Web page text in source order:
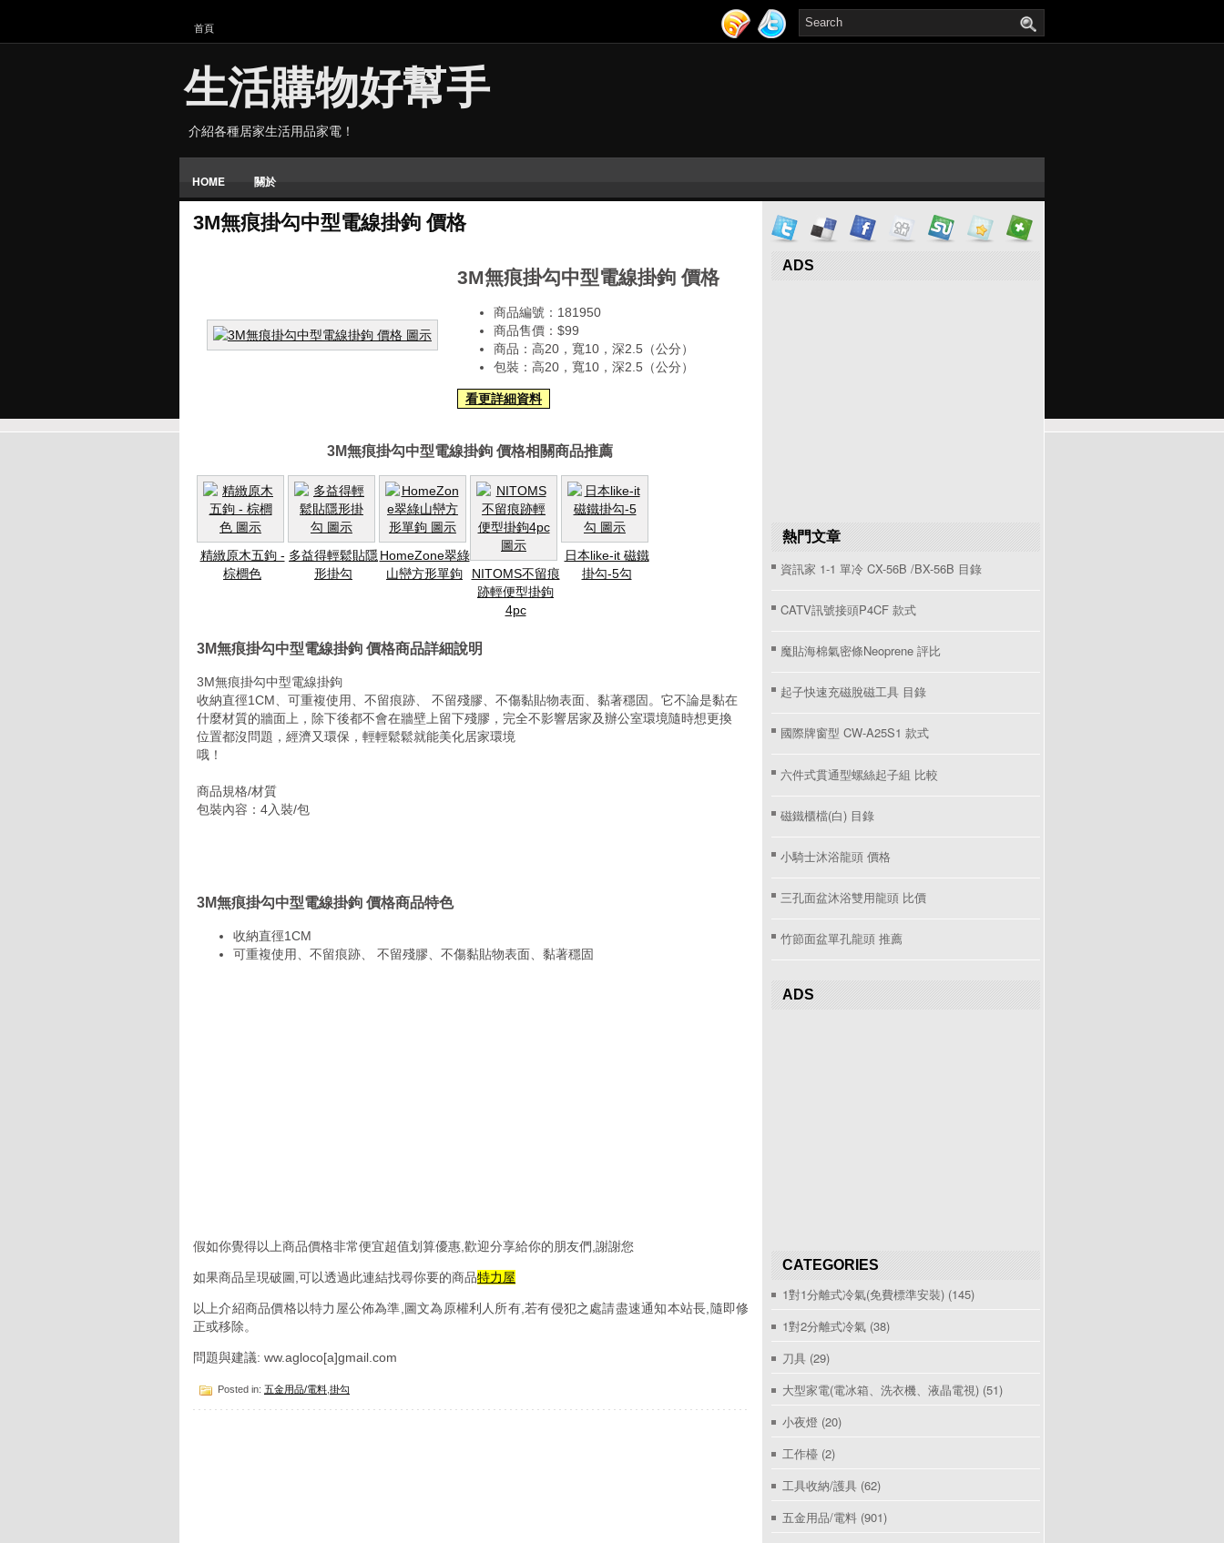
首頁
生活購物好幫手
介紹各種居家生活用品家電！
HOME 關於
3M無痕掛勾中型電線掛鉤 價格
3M無痕掛勾中型電線掛鉤 價格
商品編號：181950
商品售價：$99
商品：高20，寬10，深2.5（公分）
包裝：高20，寬10，深2.5（公分）
看更詳細資料
3M無痕掛勾中型電線掛鉤 價格相關商品推薦
精緻原木五鉤 -
棕櫚色
多益得輕鬆貼隱
形掛勾
HomeZone翠綠
山巒方形單鉤
NITOMS不留痕
跡輕便型掛鉤
4pc
日本like-it 磁鐵
掛勾-5勾
3M無痕掛勾中型電線掛鉤 價格商品詳細說明
3M無痕掛勾中型電線掛鉤
收納直徑1CM、可重複使用、不留痕跡、 不留殘膠、不傷黏貼物表面、黏著穩固。它不論是黏在
什麼材質的牆面上，除下後都不會在牆壁上留下殘膠，完全不影響居家及辦公室環境隨時想更換
位置都沒問題，經濟又環保，輕輕鬆鬆就能美化居家環境
哦！
商品規格/材質
包裝內容：4入裝/包
3M無痕掛勾中型電線掛鉤 價格商品特色
收納直徑1CM
可重複使用、不留痕跡、 不留殘膠、不傷黏貼物表面、黏著穩固
假如你覺得以上商品價格非常便宜超值划算優惠,歡迎分享給你的朋友們,謝謝您
如果商品呈現破圖,可以透過此連結找尋你要的商品特力屋
以上介紹商品價格以特力屋公佈為準,圖文為原權利人所有,若有侵犯之處請盡速通知本站長,隨即修
正或移除。
問題與建議: ww.agloco[a]gmail.com
Posted in: 五金用品/電料 掛勾
ADS
熱門文章
資訊家 1-1 單冷 CX-56B /BX-56B 目錄
CATV訊號接頭P4CF 款式
魔貼海棉氣密條Neoprene 評比
起子快速充磁脫磁工具 目錄
國際牌窗型 CW-A25S1 款式
六件式貫通型螺絲起子組 比較
磁鐵櫃檔(白) 目錄
小騎士沐浴龍頭 價格
三孔面盆沐浴雙用龍頭 比價
竹節面盆單孔龍頭 推薦
ADS
CATEGORIES
1對1分離式冷氣(免費標準安裝) (145)
1對2分離式冷氣 (38)
刀具 (29)
大型家電(電冰箱、洗衣機、液晶電視) (51)
小夜燈 (20)
工作檯 (2)
工具收納/護具 (62)
五金用品/電料 (901)